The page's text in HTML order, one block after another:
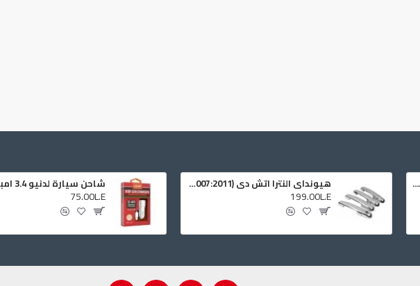
طقم دوسات تفصيل ثري دي تيوتا كرولا ا للموديلات (2008:2003) هيونداي النترا اتش دي (2007:2011) نواكل اوكر الابواب
199.00L.E
شاحن سيارة لدنيو 3.4 امبير
75.00L.E